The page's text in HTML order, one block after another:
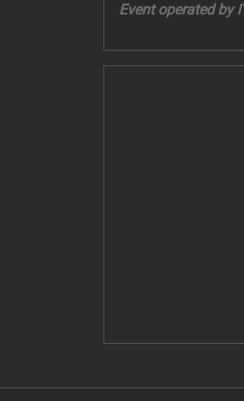
Event operated by